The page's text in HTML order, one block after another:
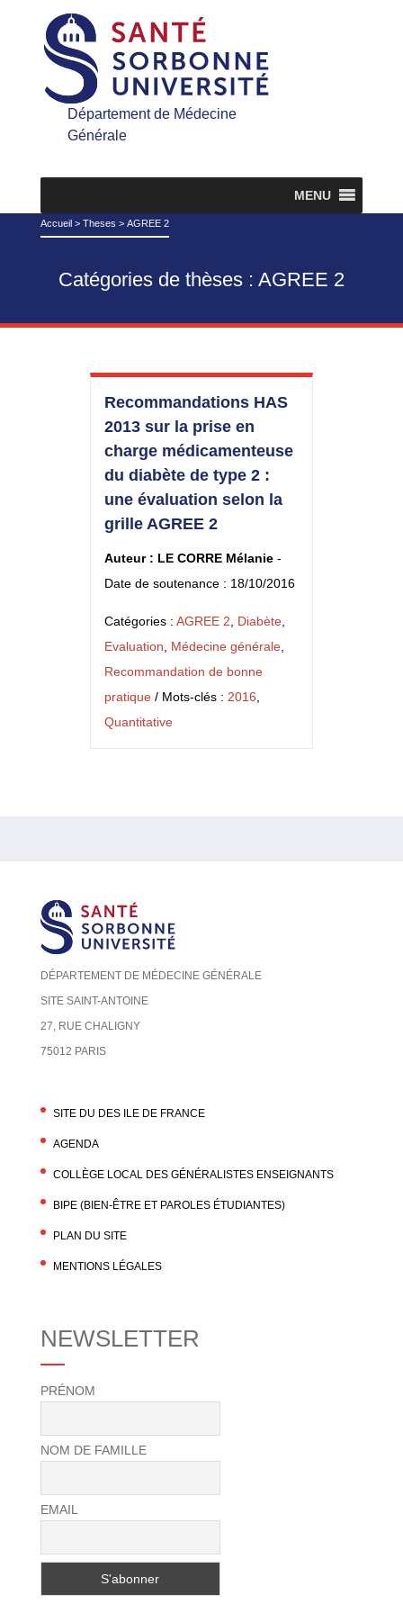
Département de Médecine
Générale
MENU
Accueil> Theses > AGREE 2
Catégories de thèses : AGREE 2
Recommandations HAS
2013 sur la prise en
charge médicamenteuse
du diabète de type 2 :
une évaluation selon la
grille AGREE 2
Auteur : LE CORRE Mélanie -
Date de soutenance : 18/10/2016
Catégories : AGREE 2 Diabète
Evaluation
Médecine générale
Recommandation de bonne
pratique / Mots-clés : 2016
Quantitative
DÉPARTEMENT DE MÉDECINE GÉNÉRALE
SITE SAINT-ANTOINE
27, RUE CHALIGNY
75012 PARIS
SITE DU DES ILE DE FRANCE
AGENDA
COLLÈGE LOCAL DES GÉNÉRALISTES ENSEIGNANTS
BIPE (BIEN-ÊTRE ET PAROLES ÉTUDIANTES)
PLAN DU SITE
MENTIONS LÉGALES
NEWSLETTER
PRÉNOM
NOM DE FAMILLE
EMAIL